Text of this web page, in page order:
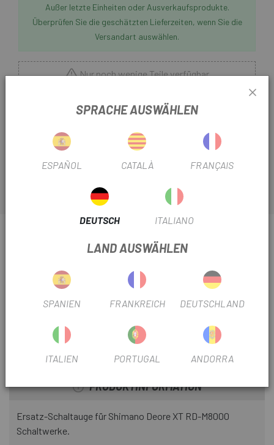
Außer letzte Einheiten oder Ausverkaufsprodukte.
Überprüfen Sie die geschätzten Lieferzeiten, wenn Sie die
Versandart auswählen.
Nur noch wenige Teile verfügbar
finden Sie alle Shimano Ersatzteile, die Ihr
Rahmenschalthebel
sorgt dafür, dass Ihr Fahrrad wie
primer läuft.
RAHMENAUSFALLENDE
PRODUKTBLATT
BAUJAHR 2022
VERWENDEN SIE
PRODUKTINFORMATION
Ersatz-Schaltauge für Shimano Deore XT RD-M8000
Schaltwerke.
SPRACHE AUSWÄHLEN
ESPAÑOL CATALÀ FRANÇAIS
DEUTSCH ITALIANO
LAND AUSWÄHLEN
SPANIEN FRANKREICH DEUTSCHLAND
ITALIEN PORTUGAL ANDORRA